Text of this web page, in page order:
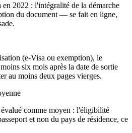
2022 : l'intégralité de la démarche
du document — se fait en ligne,
(e-Visa ou exemption), le
six mois après la date de sortie
au moins deux pages vierges.
comme moyen : l'éligibilité
et non du pays de résidence, ce